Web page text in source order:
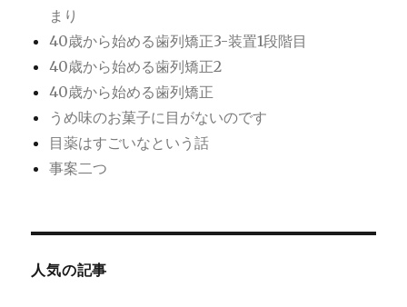
まり
40歳から始める歯列矯正3-装置1段階目
40歳から始める歯列矯正2
40歳から始める歯列矯正
うめ味のお菓子に目がないのです
目薬はすごいなという話
事案二つ
人気の記事